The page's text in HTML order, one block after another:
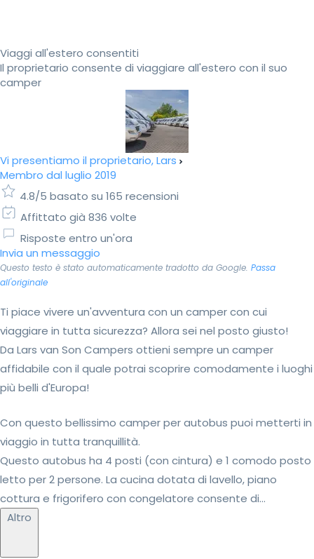
Viaggi all'estero consentiti
Il proprietario consente di viaggiare all'estero con il suo
camper
Vi presentiamo il proprietario, Lars
Membro dal luglio 2019
4.8/5 basato su 165 recensioni
Affittato già 836 volte
Risposte entro un'ora
Invia un messaggio
Questo testo è stato automaticamente tradotto da Google. Passa
all'originale
Ti piace vivere un'avventura con un camper con cui
viaggiare in tutta sicurezza? Allora sei nel posto giusto!
Da Lars van Son Campers ottieni sempre un camper
affidabile con il quale potrai scoprire comodamente i luoghi
più belli d'Europa!
Con questo bellissimo camper per autobus puoi metterti in
viaggio in tutta tranquillità.
Questo autobus ha 4 posti (con cintura) e 1 comodo posto
letto per 2 persone. La cucina dotata di lavello, piano
cottura e frigorifero con congelatore consente di...
Altro